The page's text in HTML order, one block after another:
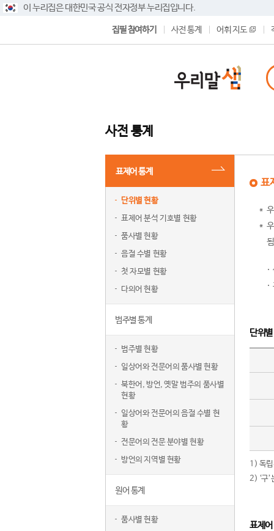
이 누리집은 대한민국 공식 전자정부 누리집입니다.
집필 참여하기 사전 통계 어휘 지도
사전 통계
표제어 통계
단위별 현황
표제어 분석 기호별 현황
품사별 현황
음절 수별 현황
첫 자모별 현황
다의어 현황
범주별 통계
범주별 현황
일상어와 전문어의 품사별 현황
북한어, 방언, 옛말 범주의 품사별
현황
일상어와 전문어의 음절 수별 현
황
전문어의 전문 분야별 현황
방언의 지역별 현황
원어 통계
품사별 현황
표
단위
1) 독립
2) ‘구
표제